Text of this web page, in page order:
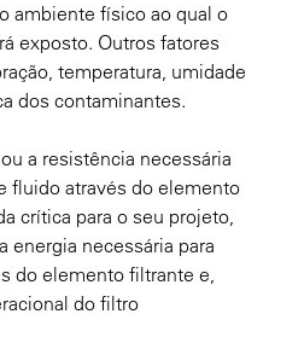
ambiente físico ao qual o
exposto. Outros fatores
temperatura, umidade
dos contaminantes.
a resistência necessária
fluido através do elemento
crítica para o seu projeto,
energia necessária para
do elemento filtrante e,
do filtro